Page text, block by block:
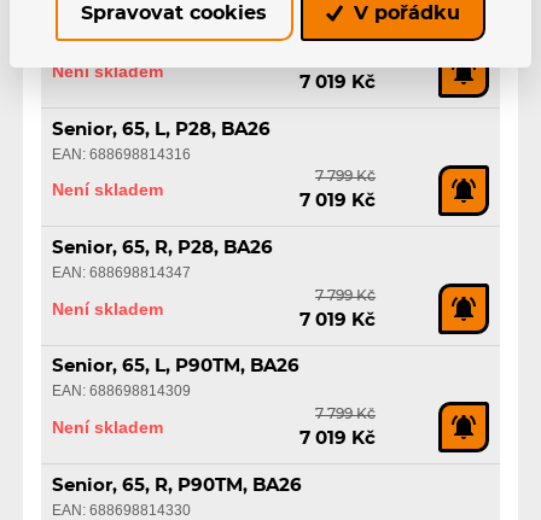
Senior, 65, R, P92, BA26
EAN: 688698814354
Není skladem
7 019 Kč
Senior, 65, L, P28, BA26
EAN: 688698814316
Není skladem
7 799 Kč
7 019 Kč
Senior, 65, R, P28, BA26
EAN: 688698814347
Není skladem
7 799 Kč
7 019 Kč
Senior, 65, L, P90TM, BA26
EAN: 688698814309
Není skladem
7 799 Kč
7 019 Kč
Senior, 65, R, P90TM, BA26
EAN: 688698814330
Spravovat cookies V pořádku